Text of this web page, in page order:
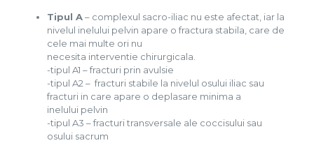
Tipul A– complexul sacro-iliac nu este afectat, iar la
nivelul inelului pelvin apare o fractura stabila, care de
cele mai multe ori nu
necesita interventie chirurgicala.
-tipul A1 – fracturi prin avulsie
-tipul A2 – fracturi stabile la nivelul osului iliac sau
fracturi in care apare o deplasare minima a
inelului pelvin
-tipul A3 – fracturi transversale ale coccisului sau
osului sacrum